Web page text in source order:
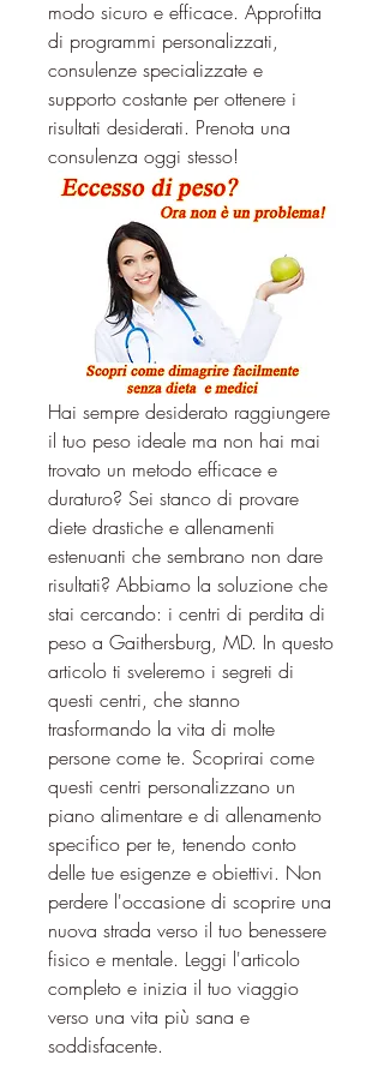
modo sicuro e efficace. Approfitta
di programmi personalizzati,
consulenze specializzate e
supporto costante per ottenere i
risultati desiderati. Prenota una
consulenza oggi stesso!
Hai sempre desiderato raggiungere
il tuo peso ideale ma non hai mai
trovato un metodo efficace e
duraturo? Sei stanco di provare
diete drastiche e allenamenti
estenuanti che sembrano non dare
risultati? Abbiamo la soluzione che
stai cercando: i centri di perdita di
peso a Gaithersburg, MD. In questo
articolo ti sveleremo i segreti di
questi centri, che stanno
trasformando la vita di molte
persone come te. Scoprirai come
questi centri personalizzano un
piano alimentare e di allenamento
specifico per te, tenendo conto
delle tue esigenze e obiettivi. Non
perdere l'occasione di scoprire una
nuova strada verso il tuo benessere
fisico e mentale. Leggi l'articolo
completo e inizia il tuo viaggio
verso una vita più sana e
soddisfacente.